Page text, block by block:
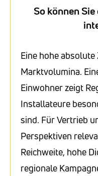
So können
Eine hohe
Marktvolumina.
Einwohner zeigt
Installateure
sind. Für Vertrieb
Perspektiven
Reichweite, hohe
regionale